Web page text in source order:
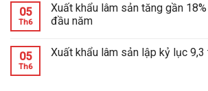
05
Th6
Xuất khẩu lâm sản tăng gần
đầu năm
05
Th6
Xuất khẩu lâm sản lập kỷ lục 9,3